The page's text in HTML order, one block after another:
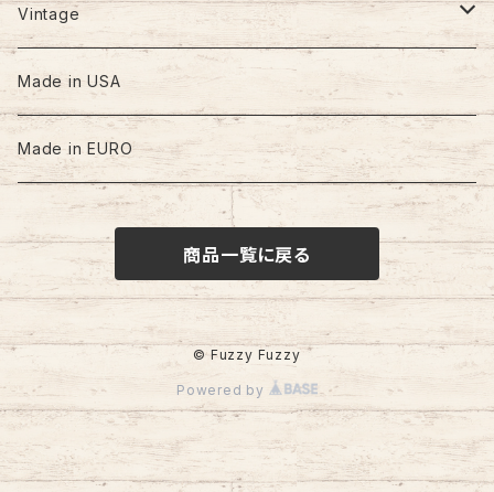
Vintage
60s-70s
80s
00s
Made in USA
Made in EURO
商品一覧に戻る
© Fuzzy Fuzzy
Powered by